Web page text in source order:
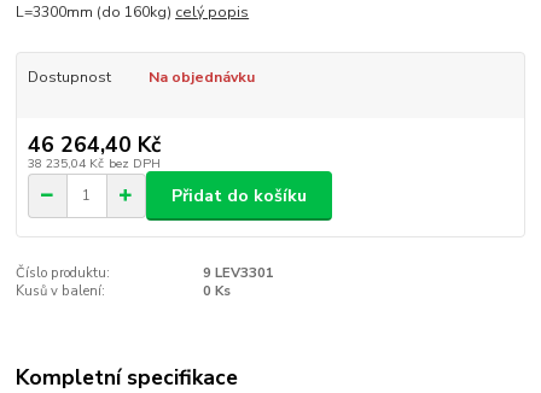
L=3300mm (do 160kg) celý popis
Dostupnost Na objednávku
46 264,40 Kč
38 235,04 Kč bez DPH
Přidat do košíku
Číslo produktu:
9 LEV3301
Kusů v balení:
0 Ks
Kompletní specifikace